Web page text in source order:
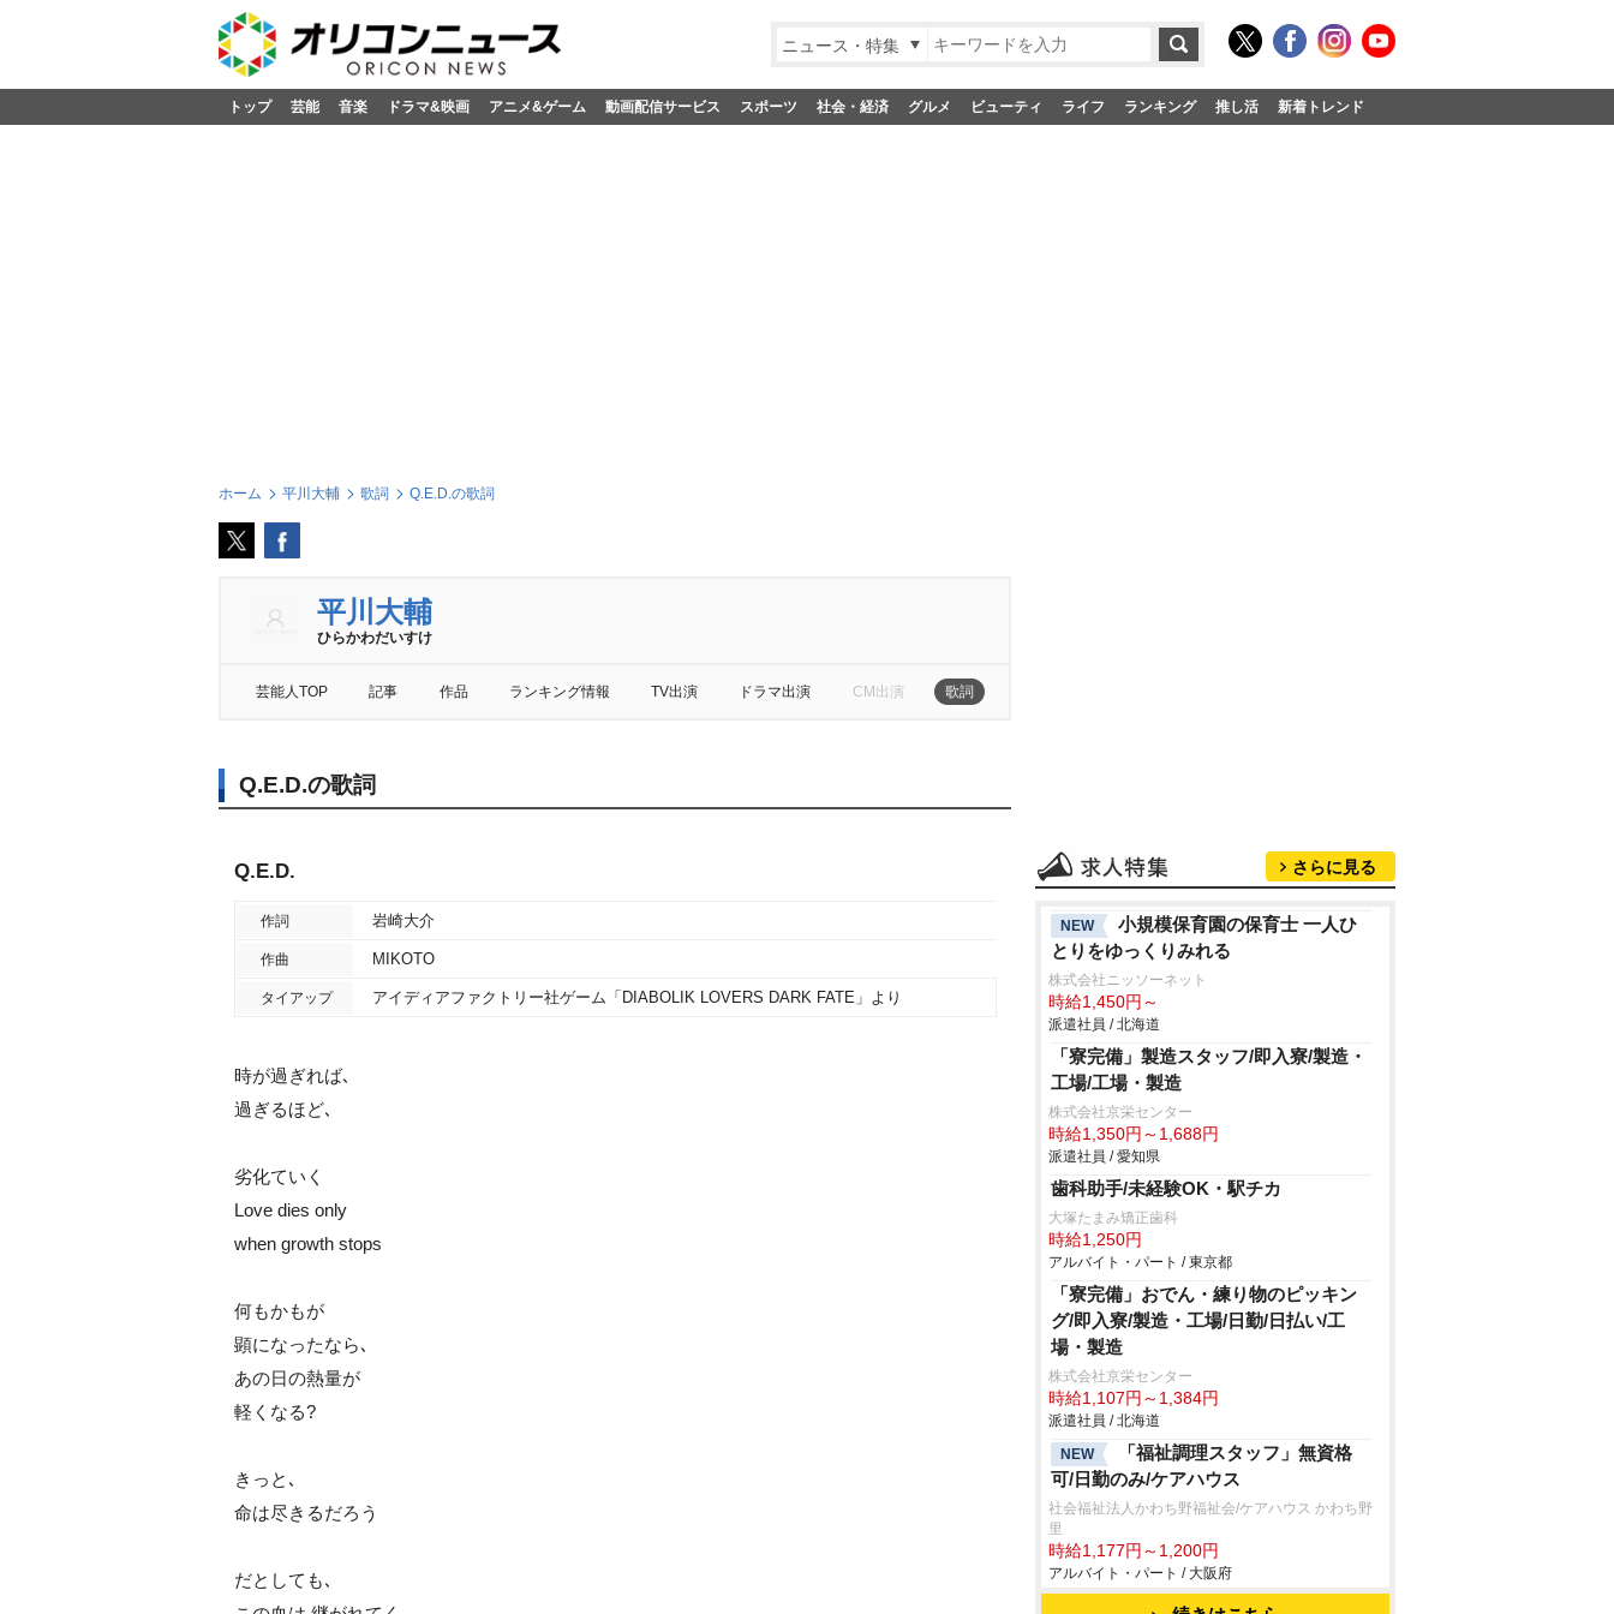
ニュース・特集
トップ 芸能 音楽 ドラマ&映画 アニメ&ゲーム 動画配信サービス スポーツ 社会・経済 グルメ ビューティ ライフ ランキング 推し活 新着トレンド
ホーム 平川大輔 歌詞 Q.E.D.の歌詞
平川大輔
ひらかわだいすけ
芸能人TOP 記事 作品 ランキング情報 TV出演 ドラマ出演 CM出演 歌詞
Q.E.D.の歌詞
Q.E.D.
作詞 崎大介
作曲 MIKOTO
タイアップ アイディアファクトリー社ゲーム「DIABOLIK LOVERS DARK FATE」より
時が過ぎれば､
過ぎるほど､
劣化ていく
Love dies only
when growth stops
何もかもが
顕になったなら､
あの日の熱量が
軽くなる?
きっと､
命は尽きるだろう
だとしても､
さらに見る
NEW
小規模保育園の保育士 一人ひ
とりをゆっくりみれる
株式会社ニッソーネット
時給1,450円～
派遣社員 / 北海道
「寮完備」製造スタッフ/即入寮/製造・
工場/工場・製造
株式会社京栄センター
時給1,350円～1,688円
派遣社員 / 愛知県
歯科助手/未経験OK・駅チカ
大塚たまみ矯正歯科
時給1,250円
アルバイト・パート / 東京都
「寮完備」おでん・練り物のピッキン
グ/即入寮/製造・工場/日勤/日払い/工
場・製造
株式会社京栄センター
時給1,107円～1,384円
派遣社員 / 北海道
NEW
「福祉調理スタッフ」無資格
可/日勤のみ/ケアハウス
社会福祉法人かわち野福祉会/ケアハウス かわち野
里
時給1,177円～1,200円
アルバイト・パート / 大阪府